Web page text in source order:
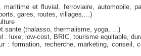
maritime et fluvial, ferroviaire, automobile,
gares, routes, villages,...)
sante (thalasso, thermalisme, yoga, ...)
: luxe, low-cost, BRIC, tourisme equitable,
: formation, recherche, marketing, conseil,